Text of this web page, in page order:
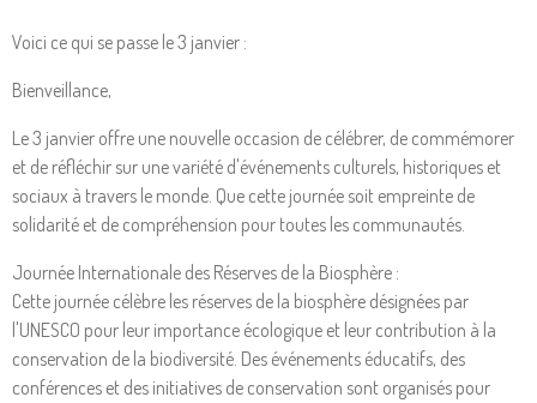
Voici ce qui se passe le 3 janvier :
Bienveillance,
Le 3 janvier offre une nouvelle occasion de célébrer, de commémorer
et de réfléchir sur une variété d'événements culturels, historiques et
sociaux à travers le monde. Que cette journée soit empreinte de
solidarité et de compréhension pour toutes les communautés.
Journée Internationale des Réserves de la Biosphère :
Cette journée célèbre les réserves de la biosphère désignées par
l'UNESCO pour leur importance écologique et leur contribution à la
conservation de la biodiversité. Des événements éducatifs, des
conférences et des initiatives de conservation sont organisés pour